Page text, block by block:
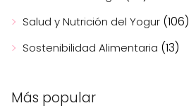
Salud y Nutrición del Yogur (106)
Sostenibilidad Alimentaria (13)
Más popular